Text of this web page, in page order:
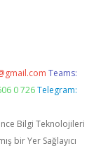
Teams:
0 726 Telegram:
Bilgi Teknolojileri
bir Yer Sağlayıcı